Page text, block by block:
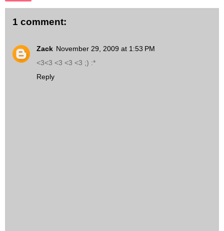
1 comment:
Zack November 29, 2009 at 1:53 PM
<3<3 <3 <3 <3 ;) :*
Reply